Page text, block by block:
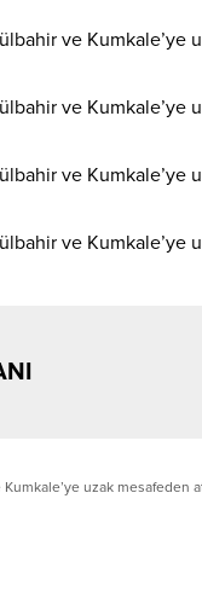
uzak mesafeden